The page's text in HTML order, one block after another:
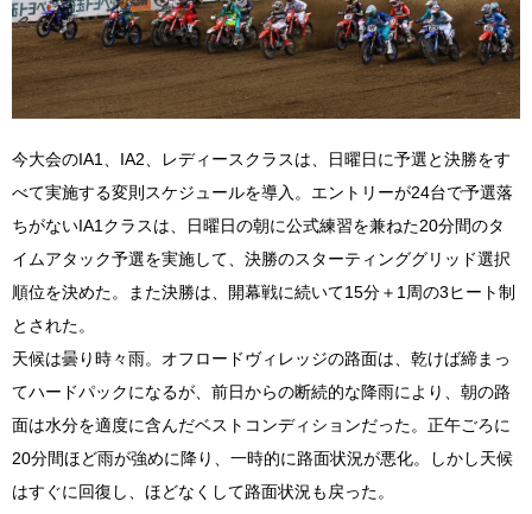
今大会のIA1、IA2、レディースクラスは、日曜日に予選と決勝をす
べて実施する変則スケジュールを導入。エントリーが24台で予選落
ちがないIA1クラスは、日曜日の朝に公式練習を兼ねた20分間のタ
イムアタック予選を実施して、決勝のスターティンググリッド選択
順位を決めた。また決勝は、開幕戦に続いて15分＋1周の3ヒート制
とされた。
天候は曇り時々雨。オフロードヴィレッジの路面は、乾けば締まっ
てハードパックになるが、前日からの断続的な降雨により、朝の路
面は水分を適度に含んだベストコンディションだった。正午ごろに
20分間ほど雨が強めに降り、一時的に路面状況が悪化。しかし天候
はすぐに回復し、ほどなくして路面状況も戻った。